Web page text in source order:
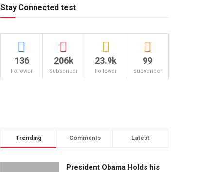
Stay Connected test
136
Follower
206k
Subscriber
23.9k
Follower
99
Subscriber
Trending Comments Latest
President Obama Holds his